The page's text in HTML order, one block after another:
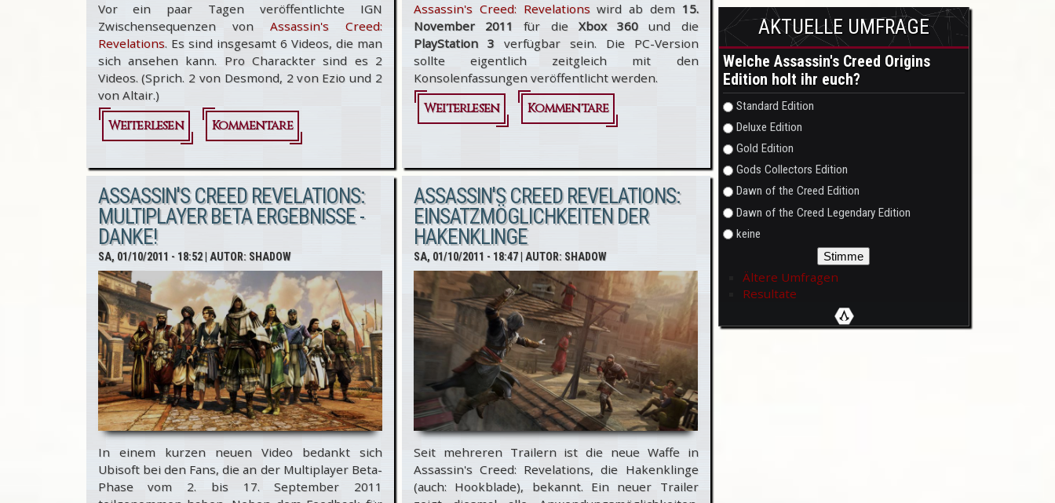
Vor ein paar Tagen veröffentlichte IGN
Zwischensequenzen von Assassin's Creed:
Revelations. Es sind insgesamt 6 Videos, die man
sich ansehen kann. Pro Charackter sind es 2
Videos. (Sprich. 2 von Desmond, 2 von Ezio und 2
von Altair.)
Weiterlesen
über
Creed
Revelations:
SPOILER
Kommentare
Assassin's Creed: Revelationswird ab dem 15.
November 2011
für die Xbox 360und die
PlayStation 3verfügbar sein. Die PC-Version
sollte eigentlich zeitgleich mit den
Konsolenfassungen veröffentlicht werden.
Weiterlesen
über
Revelations:
PC Version
verschoben
Kommentare
ASSASSIN'S CREED REVELATIONS:
MULTIPLAYER BETA ERGEBNISSE -
DANKE!
SA, 01/10/2011 - 18:52| AUTOR: SHADOW
In einem kurzen neuen Video bedankt sich
Ubisoft bei den Fans, die an der Multiplayer Beta-
Phase vom 2. bis 17. September 2011
ASSASSIN'S CREED REVELATIONS:
EINSATZMÖGLICHKEITEN DER
HAKENKLINGE
SA, 01/10/2011 - 18:47| AUTOR: SHADOW
Seit mehreren Trailern ist die neue Waffe in
Assassin's Creed: Revelations, die Hakenklinge
(auch: Hookblade), bekannt. Ein neuer Trailer
AKTUELLE UMFRAGE
Welche Assassin's Creed Origins
Edition holt ihr euch?
Auswahlmöglichkeiten
Standard Edition
Deluxe Edition
Gold Edition
Gods Collectors Edition
Dawn of the Creed Edition
Dawn of the Creed Legendary Edition
keine
Ältere Umfragen
Resultate